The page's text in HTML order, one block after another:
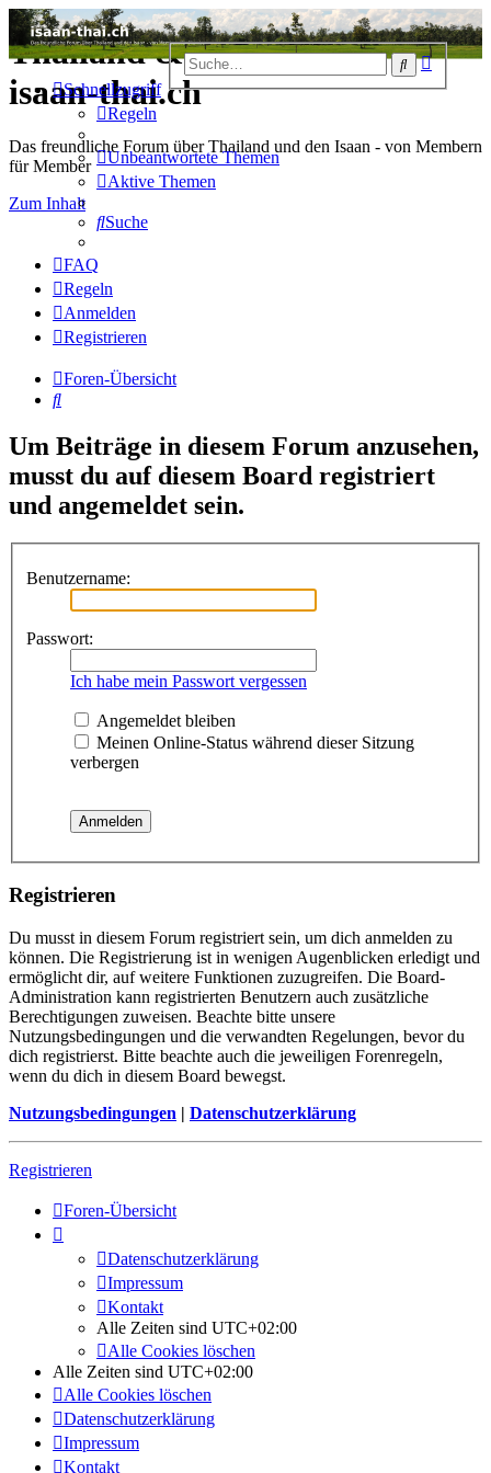
Suche
Thailand & Isaan Forum -
isaan-thai.ch
Das freundliche Forum über Thailand und den Isaan - von Membern
für Member
Zum Inhalt
Schnellzugriff
Regeln
Unbeantwortete Themen
Aktive Themen
Suche
FAQ
Regeln
Anmelden
Registrieren
Foren-Übersicht
Suche
Um Beiträge in diesem Forum anzusehen,
musst du auf diesem Board registriert
und angemeldet sein.
Benutzername:
Passwort:
Ich habe mein Passwort vergessen
Angemeldet bleiben
Meinen Online-Status während dieser Sitzung
verbergen
Registrieren
Du musst in diesem Forum registriert sein, um dich anmelden zu
können. Die Registrierung ist in wenigen Augenblicken erledigt und
ermöglicht dir, auf weitere Funktionen zuzugreifen. Die Board-
Administration kann registrierten Benutzern auch zusätzliche
Berechtigungen zuweisen. Beachte bitte unsere
Nutzungsbedingungen und die verwandten Regelungen, bevor du
dich registrierst. Bitte beachte auch die jeweiligen Forenregeln,
wenn du dich in diesem Board bewegst.
Nutzungsbedingungen | Datenschutzerklärung
Registrieren
Foren-Übersicht
Datenschutzerklärung
Impressum
Kontakt
Alle Zeiten sind UTC+02:00
Alle Cookies löschen
Alle Zeiten sind UTC+02:00
Alle Cookies löschen
Datenschutzerklärung
Impressum
Kontakt